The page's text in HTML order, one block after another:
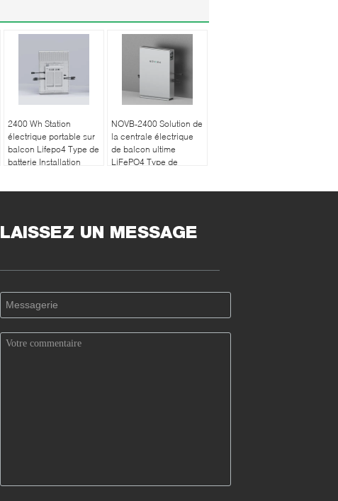
2400 Wh Station
électrique portable sur
balcon Lifepo4 Type de
batterie Installation
NOVB-2400 Solution de
la centrale électrique
de balcon ultime
LiFePO4 Type de
LAISSEZ UN MESSAGE